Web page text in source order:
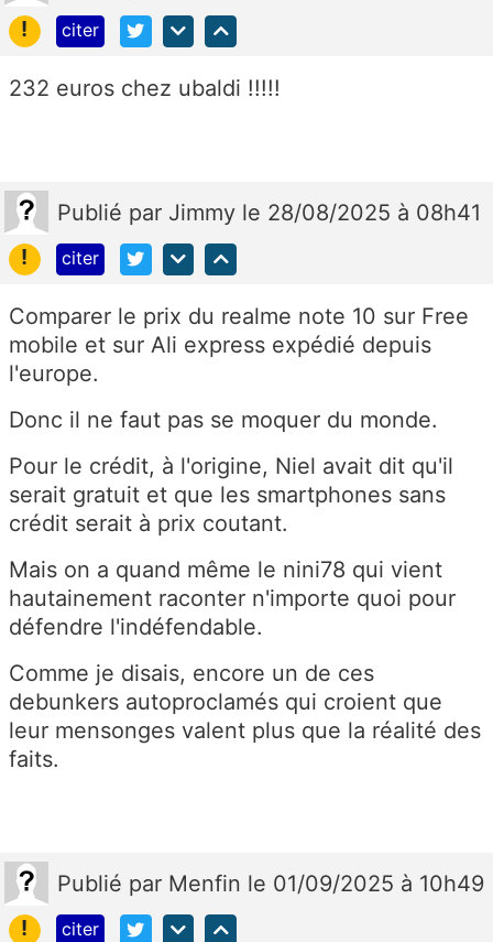
!
citer
232 euros chez ubaldi !!!!!
Publié par Jimmy le 28/08/2025 à 08h41
!
citer
Comparer le prix du realme note 10 sur Free
mobile et sur Ali express expédié depuis
l'europe.
Donc il ne faut pas se moquer du monde.
Pour le crédit, à l'origine, Niel avait dit qu'il
serait gratuit et que les smartphones sans
crédit serait à prix coutant.
Mais on a quand même le nini78 qui vient
hautainement raconter n'importe quoi pour
défendre l'indéfendable.
Comme je disais, encore un de ces
debunkers autoproclamés qui croient que
leur mensonges valent plus que la réalité des
faits.
Publié par Menfin le 01/09/2025 à 10h49
!
citer